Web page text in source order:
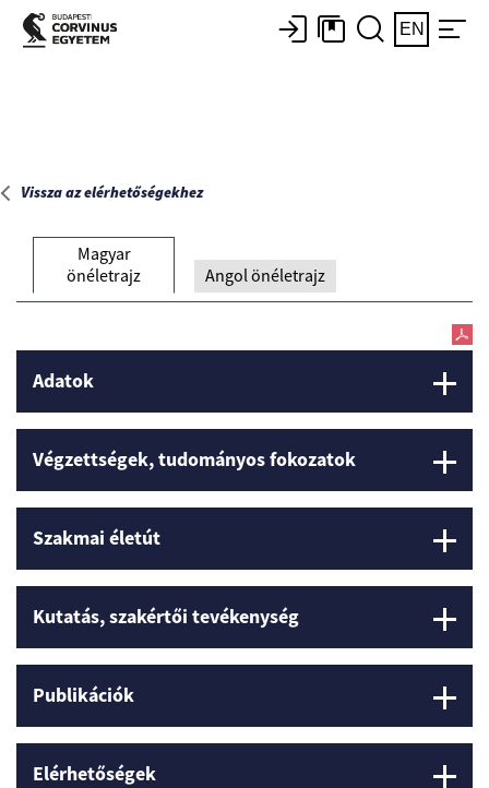
Főoldal
EN
Vissza az elérhetőségekhez
Magyar
önéletrajz
Angol önéletrajz
Adatok
Végzettségek, tudományos fokozatok
Szakmai életút
Kutatás, szakértői tevékenység
Publikációk
Elérhetőségek